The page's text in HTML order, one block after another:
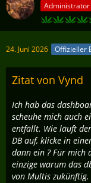
Administrator
24. Juni 2026 Offizieller
Zitat von Vynd
Ich hab das
scheuhe mich auch
entfällt. Wie läuft
DB auf, klicke in
dann ein ? Für mich
einzige warum das
von Multis zukünftig.